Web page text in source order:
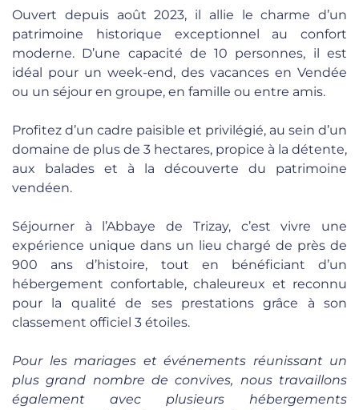
Ouvert depuis août 2023, il allie le charme d’un
patrimoine historique exceptionnel au confort
moderne. D’une capacité de 10 personnes, il est
idéal pour un week-end, des vacances en Vendée
ou un séjour en groupe, en famille ou entre amis.
Profitez d’un cadre paisible et privilégié, au sein d’un
domaine de plus de 3 hectares, propice à la détente,
aux balades et à la découverte du patrimoine
vendéen.
Séjourner à l’Abbaye de Trizay, c’est vivre une
expérience unique dans un lieu chargé de près de
900 ans d’histoire, tout en bénéficiant d’un
hébergement confortable, chaleureux et reconnu
pour la qualité de ses prestations grâce à son
classement officiel 3 étoiles.
Pour les mariages et événements réunissant un
plus grand nombre de convives, nous travaillons
également avec plusieurs hébergements